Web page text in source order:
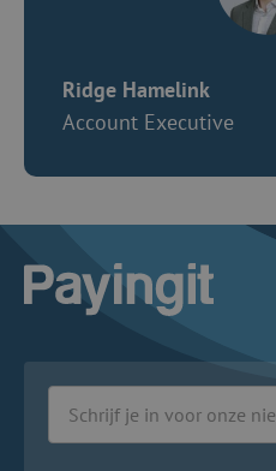
Ridge Hamelink
Account Executive
Logo